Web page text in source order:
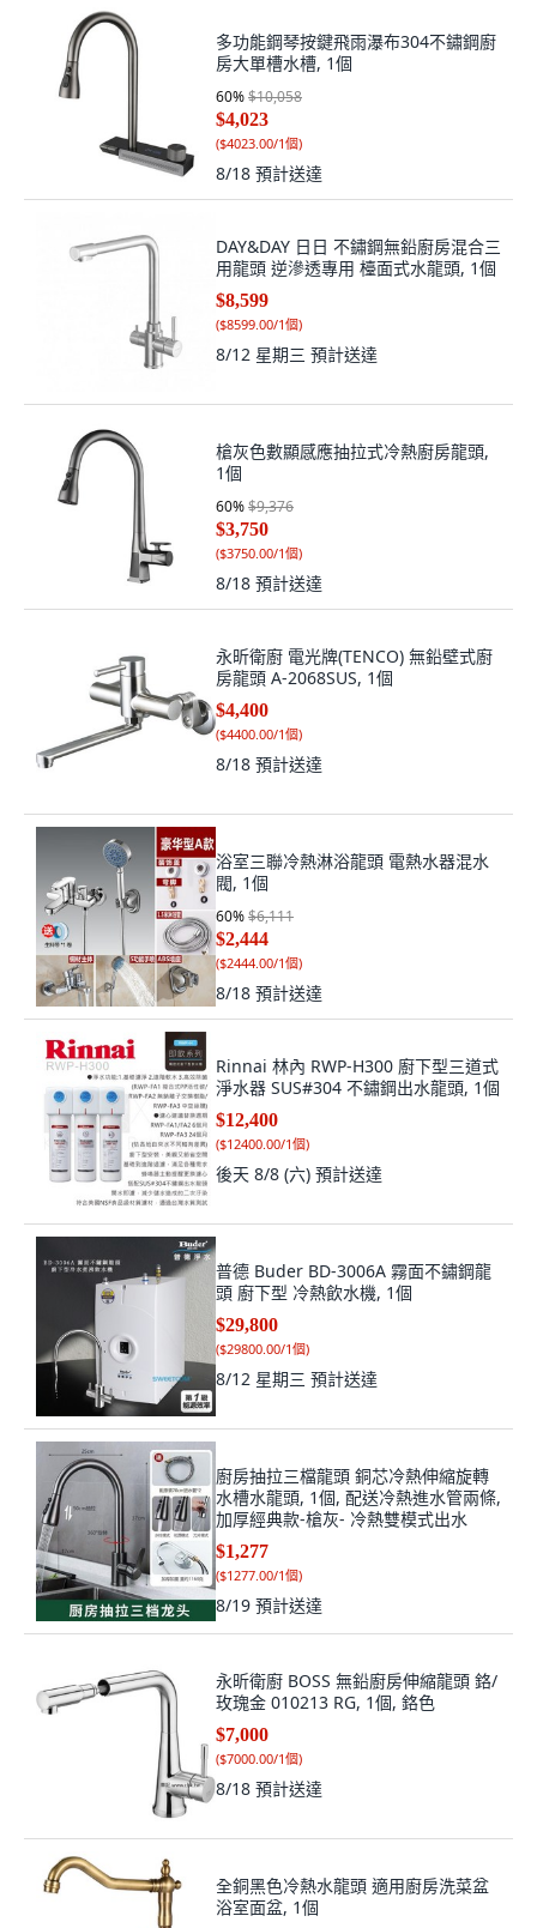
多功能鋼琴按鍵飛雨瀑布304不鏽鋼廚
房大單槽水槽, 1個
60%$10,058
$4,023
($4023.00/1個)
8/18 預計送達
DAY&DAY 日日 不鏽鋼無鉛廚房混合三
用龍頭 逆滲透專用 檯面式水龍頭, 1個
$8,599
($8599.00/1個)
8/12 星期三 預計送達
槍灰色數顯感應抽拉式冷熱廚房龍頭,
1個
60%$9,376
$3,750
($3750.00/1個)
8/18 預計送達
永昕衛廚 電光牌(TENCO) 無鉛壁式廚
房龍頭 A-2068SUS, 1個
$4,400
($4400.00/1個)
8/18 預計送達
浴室三聯冷熱淋浴龍頭 電熱水器混水
閥, 1個
60%$6,111
$2,444
($2444.00/1個)
8/18 預計送達
Rinnai 林內 RWP-H300 廚下型三道式
淨水器 SUS#304 不鏽鋼出水龍頭, 1個
$12,400
($12400.00/1個)
後天 8/8 (六) 預計送達
普德 Buder BD-3006A 霧面不鏽鋼龍
頭 廚下型 冷熱飲水機, 1個
$29,800
($29800.00/1個)
8/12 星期三 預計送達
廚房抽拉三檔龍頭 銅芯冷熱伸縮旋轉
水槽水龍頭, 1個, 配送冷熱進水管兩條,
加厚經典款-槍灰- 冷熱雙模式出水
$1,277
($1277.00/1個)
8/19 預計送達
永昕衛廚 BOSS 無鉛廚房伸縮龍頭 鉻/
玫瑰金 010213 RG, 1個, 鉻色
$7,000
($7000.00/1個)
8/18 預計送達
全銅黑色冷熱水龍頭 適用廚房洗菜盆
浴室面盆, 1個